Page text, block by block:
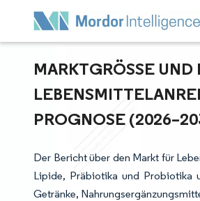
MARKTGRÖSSE UND
ROGNOSE
Der Bericht über den Markt für
Lipide, Präbiotika und Probiotika
Getränke,